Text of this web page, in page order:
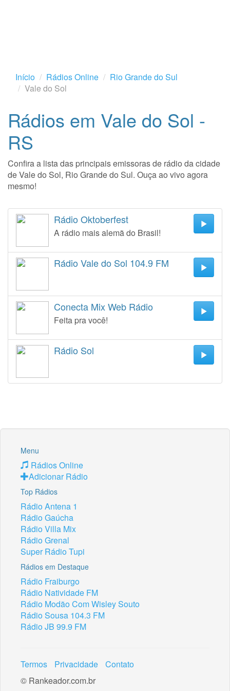
Início Rádios Online
Rio Grande do Sul
Vale do Sol
Rádios em Vale do Sol -
RS
Confira a lista das principais emissoras de rádio da cidade
de Vale do Sol, Rio Grande do Sul. Ouça ao vivo agora
mesmo!
Rádio Oktoberfest
A rádio mais alemã do Brasil!
Rádio Vale do Sol 104.9 FM
Conecta Mix Web Rádio
Feita pra você!
Rádio Sol
Menu
Rádios Online
Adicionar Rádio
Top Rádios
Rádio Antena 1
Rádio Gaúcha
Rádio Villa Mix
Rádio Grenal
Super Rádio Tupi
Rádios em Destaque
Rádio Fraiburgo
Rádio Natividade FM
Rádio Modão Com Wisley Souto
Rádio Sousa 104.3 FM
Rádio JB 99.9 FM
Termos Privacidade
Contato
© Rankeador.com.br